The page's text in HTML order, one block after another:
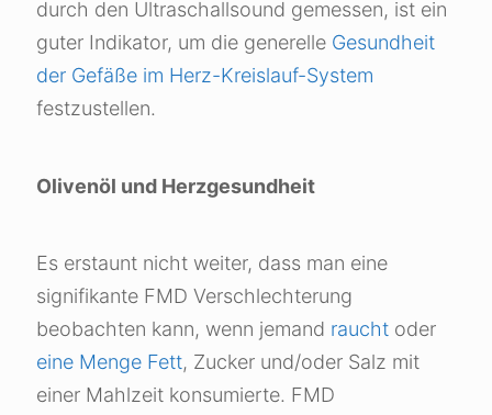
durch den Ultraschallsound gemessen, ist ein
guter Indikator, um die generelle Gesundheit
der Gefäße im Herz-Kreislauf-System
festzustellen.
Olivenöl und Herzgesundheit
Es erstaunt nicht weiter, dass man eine
signifikante FMD Verschlechterung
beobachten kann, wenn jemand raucht oder
eine Menge Fett, Zucker und/oder Salz mit
einer Mahlzeit konsumierte. FMD